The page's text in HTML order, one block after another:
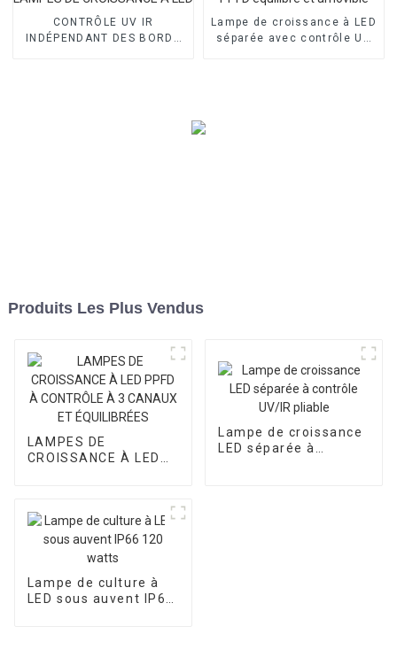
CONTRÔLE UV IR
INDÉPENDANT DES BORDS
Lampe de croissance à LED
séparée avec contrôle UV
Produits Les Plus Vendus
LAMPES DE
CROISSANCE À LED
Lampe de croissance
LED séparée à
Lampe de culture à
LED sous auvent IP66